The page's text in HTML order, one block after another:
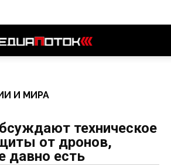
И МИРА
техническое
от дронов,
давно есть